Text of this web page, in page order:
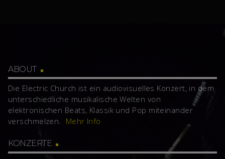
ABOUT
Die Electric Church ist ein audiovisuelles Konzert, in dem
unterschiedliche musikalische Welten von
elektronischen Beats, Klassik und Pop miteinander
verschmelzen. Mehr Info
KONZERTE